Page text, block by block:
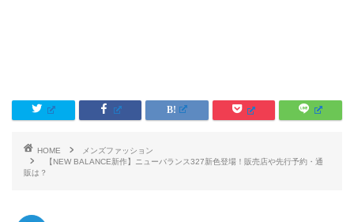
HOME
メンズファッション
【NEW BALANCE新作】ニューバランス327新色登場！販売店や先行予約・通
販は？